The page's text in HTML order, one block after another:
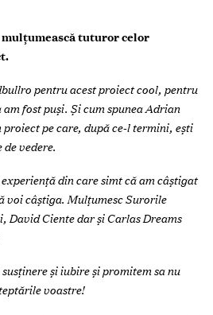
tuturor celor
pentru acest proiect cool, pentru
fost puși. Și cum spunea Adrian
proiect pe care, după ce-l termini, ești
vedere.
din care simt că am câștigat
voi câștiga. Mulțumesc Surorile
David Ciente dar și Carlas Dreams
și iubire și promitem sa nu
voastre!